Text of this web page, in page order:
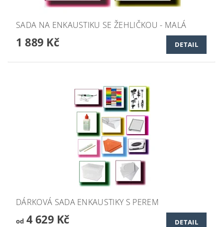
SADA NA ENKAUSTIKU SE ŽEHLIČKOU - MALÁ
1 889 Kč DETAIL
DÁRKOVÁ SADA ENKAUSTIKY S PEREM
od4 629 Kč DETAIL